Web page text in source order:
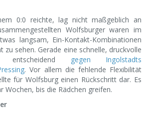
0:0 reichte, lag nicht maßgeblich an
Wolfsburger waren im
langsam, Ein-Kontakt-Kombinationen
zu sehen. Gerade eine schnelle, druckvolle
entscheidend gegen Ingolstadts
. Vor allem die fehlende Flexibilität
für Wolfsburg einen Rückschritt dar. Es
Wochen, bis die Rädchen greifen.